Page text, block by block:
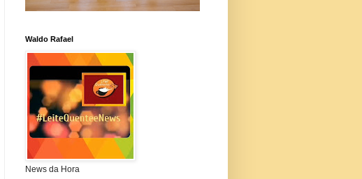
Waldo Rafael
News da Hora